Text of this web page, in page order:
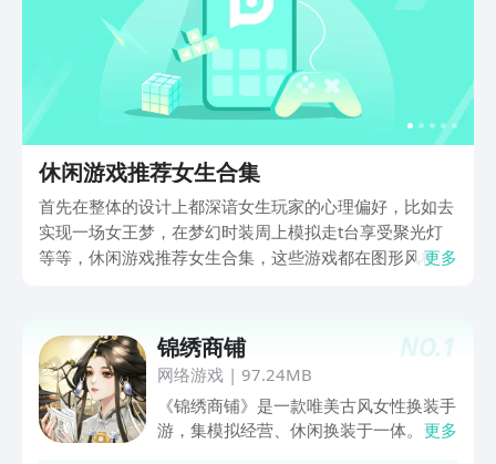
休闲游戏推荐女生合集
首先在整体的设计上都深谙女生玩家的心理偏好，比如去
实现一场女王梦，在梦幻时装周上模拟走t台享受聚光灯
等等，休闲游戏推荐女生合集，这些游戏都在图形风格的
更多
NO.1
锦绣商铺
网络游戏| 97.24MB
《锦绣商铺》是一款唯美古风女性换装手
游，集模拟经营、休闲换装于一体。你将
更多